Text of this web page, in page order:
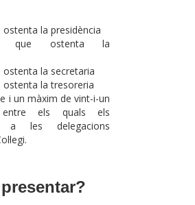
ostenta la presidència
que ostenta la
ostenta la secretaria
ostenta la tresoreria
i un màxim de vint-i-un
entre els quals els
a les delegacions